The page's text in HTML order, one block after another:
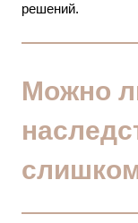
решений.
Можно